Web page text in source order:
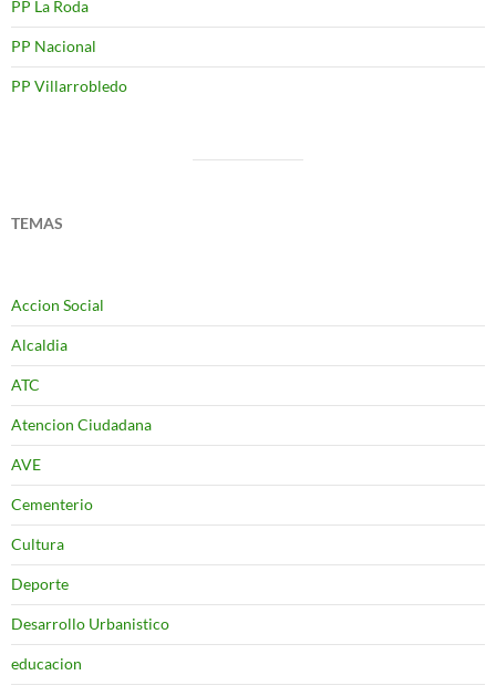
PP La Roda
PP Nacional
PP Villarrobledo
TEMAS
Accion Social
Alcaldia
ATC
Atencion Ciudadana
AVE
Cementerio
Cultura
Deporte
Desarrollo Urbanistico
educacion